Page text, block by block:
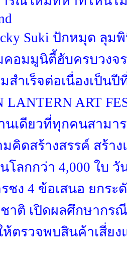
Suki ปักหมุด ลุม
คอมมูนิตี้ฮับครบวงจร
สำเร็จต่อเนื่องเป็นปี
LANTERN ART
นเดียวที่ทุกคนสามา
คิดสร้างสรรค์ สร้า
โลกกว่า 4,000 ใบ
ชง 4 ข้อเสนอ ยกระ
าติ เปิดผลศึกษากร
ห้ตรวจพบสินค้าเสี่ย